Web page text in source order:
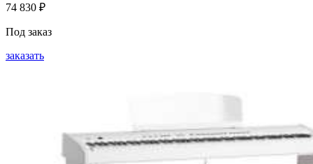
74 830 ₽
Под заказ
заказать